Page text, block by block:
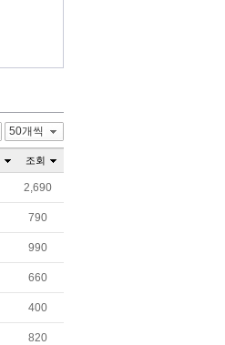
50개씩
조회
2,690
790
990
660
400
820